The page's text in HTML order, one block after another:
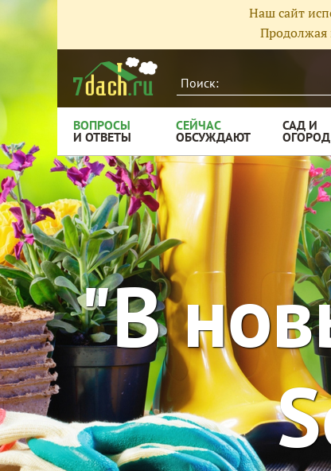
"В
Наш сайт
Продолжая
ВОПРОСЫ
И ОТВЕТЫ
СЕЙЧАС
ОБСУЖДАЮТ
САД И
ОГОРОД